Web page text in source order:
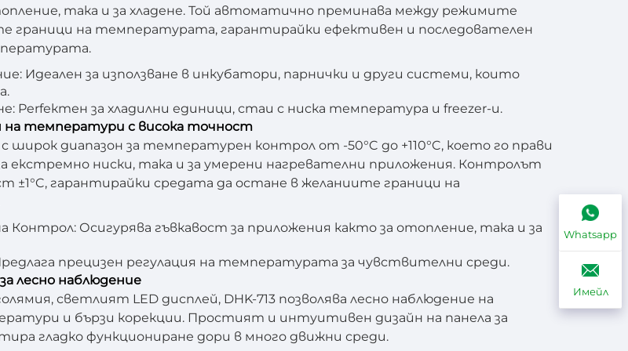
така и за хладене. Той автоматично преминава между режимите
граници на температурата, гарантирайки ефективен и последователен
Идеален за използване в инкубатори, парнички и други системи, които
Perfектен за хладилни единици, стаи с ниска температура и freezer-и.
на температури с висока точност
с широк диапазон за температурен контрол от -50°C до +110°C, което го прави
екстремно ниски, така и за умерени нагревателни приложения. Контролът
±1°C, гарантирайки средата да остане в желаниите граници на
Контрол: Осигурява гъвкавост за приложения както за отопление, така и за
прецизен регулация на температурата за чувствителни среди.
лесно наблюдение
светлият LED дисплей, DHK-713 позволява лесно наблюдение на
и бързи корекции. Простият и интуитивен дизайн на панела за
гладко функциониране дори в много движни среди.
Whatsapp
Имейл